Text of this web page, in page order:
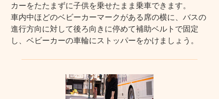
カーをたたまずに子供を乗せたまま乗車できます。
車内中ほどのベビーカーマークがある席の横に、バスの
進行方向に対して後ろ向きに停めて補助ベルトで固定
し、ベビーカーの車輪にストッパーをかけましょう。